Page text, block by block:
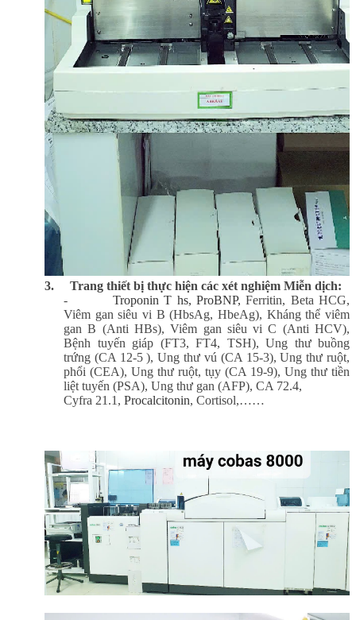
3. Trang thiết bị thực hiện các xét nghiệm Miễn dịch:
- Troponin T hs, ProBNP, Ferritin, Beta HCG,
Viêm gan siêu vi B (HbsAg, HbeAg), Kháng thể viêm
gan B (Anti HBs), Viêm gan siêu vi C (Anti HCV),
Bệnh tuyến giáp (FT3, FT4, TSH), Ung thư buồng
trứng (CA 12-5 ), Ung thư vú (CA 15-3), Ung thư ruột,
phổi (CEA), Ung thư ruột, tụy (CA 19-9), Ung thư tiền
liệt tuyến (PSA), Ung thư gan (AFP), CA 72.4,
Cyfra 21.1, Procalcitonin, Cortisol,……